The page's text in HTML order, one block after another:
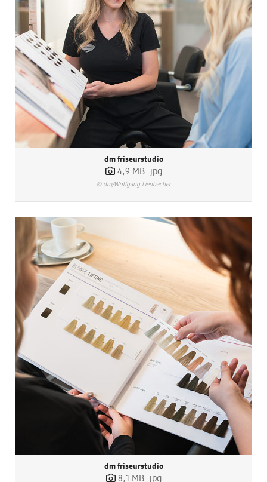
dm friseurstudio
4,9 MB .jpg
© dm/Wolfgang Lienbacher
dm friseurstudio
8,1 MB .jpg